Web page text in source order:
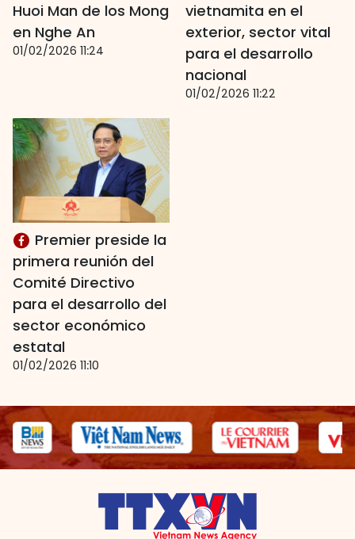
Huoi Man de los Mong
en Nghe An
01/02/2026 11:24
vietnamita en el
exterior, sector vital
para el desarrollo
nacional
01/02/2026 11:22
Premier preside la
primera reunión del
Comité Directivo
para el desarrollo del
sector económico
estatal
01/02/2026 11:10